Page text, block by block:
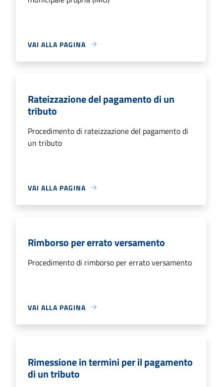
VAI ALLA PAGINA
Rateizzazione del pagamento di un
tributo
Procedimento di rateizzazione del pagamento di
un tributo
VAI ALLA PAGINA
Rimborso per errato versamento
Procedimento di rimborso per errato versamento
VAI ALLA PAGINA
Rimessione in termini per il pagamento
di un tributo